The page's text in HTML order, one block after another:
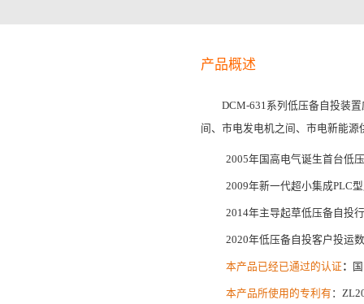
产品概述
DCM-631系列低压备自投装
间、市电发电机之间、市电新能
2005年国高电气诞生首台低
2009年新一代超小集成PLC
2014年主导起草低压备自投
2020年低压备自投客户投运
本产品已经已通过的认证 ：
本产品所使用的专利有 ：